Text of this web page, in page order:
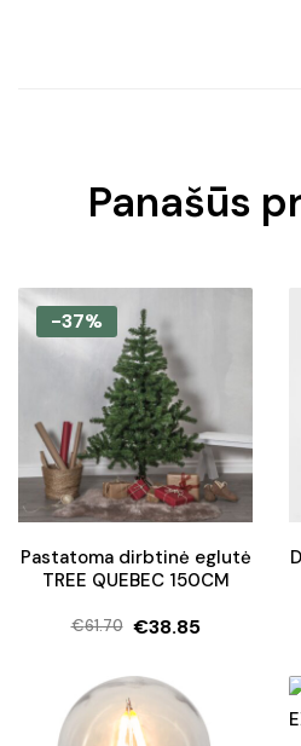
Panašūs
-37%
Pastatoma dirbtinė eglutė
TREE QUEBEC 150CM
€61.70
Original
price
was:
€61.70.
€38.85
Current
price
€38.85.